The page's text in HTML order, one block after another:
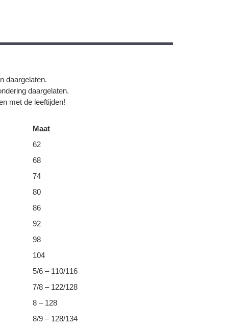
daargelaten.
daargelaten.
met de leeftijden!
Maat
62
68
74
80
86
92
98
104
5/6 – 110/116
7/8 – 122/128
8 – 128
8/9 – 128/134